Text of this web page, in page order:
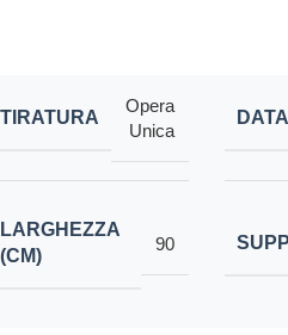
TIRATURA
Opera
Unica
DATA
LARGHEZZA
(CM)
90